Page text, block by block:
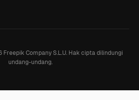
Freepik Company S.L.U. Hak cipta dilindungi
undang-undang.